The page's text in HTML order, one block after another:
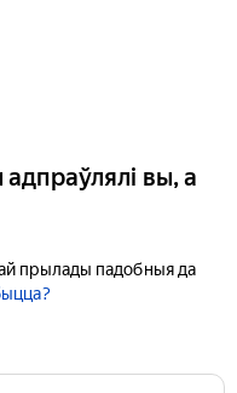
вы, а
прылады падобныя да